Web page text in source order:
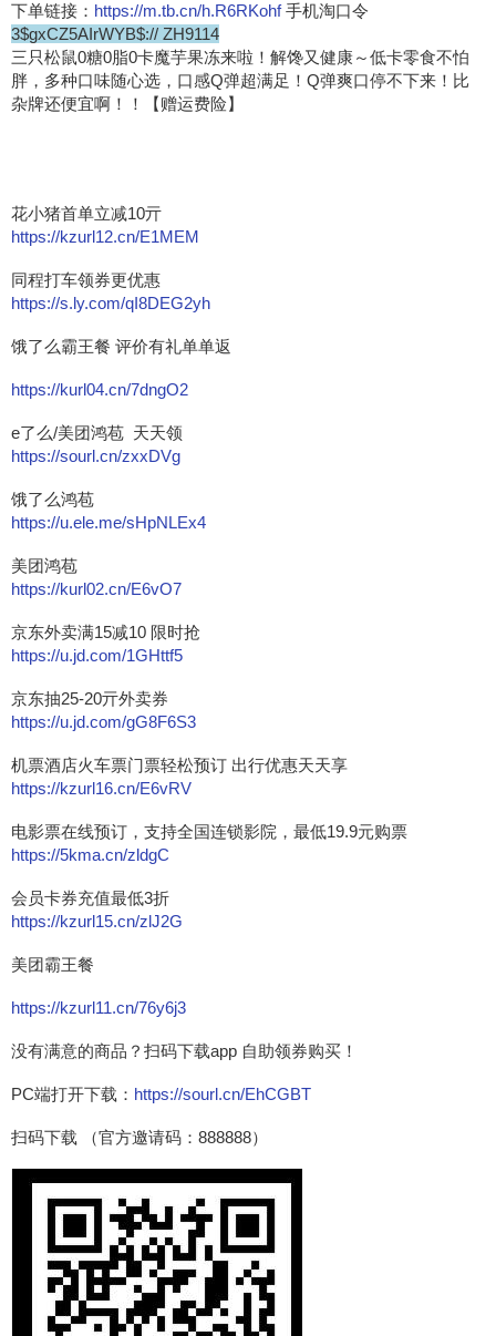
下单链接： https://m.tb.cn/h.R6RKohf手机淘口令
3$gxCZ5AIrWYB$:// ZH9114
三只松鼠0糖0脂0卡魔芋果冻来啦！解馋又健康～低卡零食不怕
胖，多种口味随心选，口感Q弹超满足！Q弹爽口停不下来！比
杂牌还便宜啊！！【赠运费险】
花小猪首单立减10亓
https://kzurl12.cn/E1MEM
同程打车领券更优惠
https://s.ly.com/qI8DEG2yh
饿了么霸王餐 评价有礼单单返
https://kurl04.cn/7dngO2
e了么/美团鸿苞 天天领
https://sourl.cn/zxxDVg
饿了么鸿苞
https://u.ele.me/sHpNLEx4
美团鸿苞
https://kurl02.cn/E6vO7
京东外卖满15减10 限时抢
https://u.jd.com/1GHttf5
京东抽25-20亓外卖券
https://u.jd.com/gG8F6S3
机票酒店火车票门票轻松预订 出行优惠天天享
https://kzurl16.cn/E6vRV
电影票在线预订，支持全国连锁影院，最低19.9元购票
https://5kma.cn/zldgC
会员卡券充值最低3折
https://kzurl15.cn/zlJ2G
美团霸王餐
https://kzurl11.cn/76y6j3
没有满意的商品？扫码下载app 自助领券购买！
PC端打开下载： https://sourl.cn/EhCGBT
扫码下载 （官方邀请码：888888）